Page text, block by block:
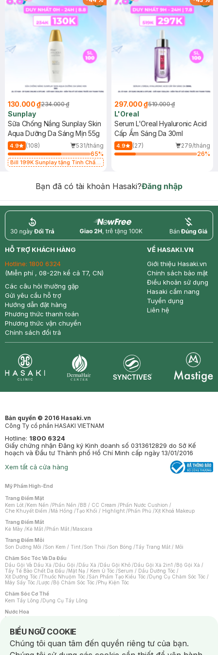
130.000 ₫234.000 ₫
Sunplay
Sữa Chống Nắng Sunplay Skin
Aqua Dưỡng Da Sáng Mịn 55g
4.9 (108)
531/tháng
65%
Bill 199K Sunplay tặng Tinh Chất
297.000 ₫519.000 ₫
L'Oreal
Serum L'Oreal Hyaluronic Acid
Cấp Ẩm Sáng Da 30ml
4.9 (27)
279/tháng
26%
Bạn đã có tài khoản Hasaki?Đăng nhập
return nowfree price
HỖ TRỢ KHÁCH HÀNG
Hotline: 1800 6324
(Miễn phí , 08-22h kể cả T7, CN)
Các câu hỏi thường gặp
Gửi yêu cầu hỗ trợ
Hướng dẫn đặt hàng
Phương thức thanh toán
Phương thức vận chuyển
Chính sách đổi trả
VỀ HASAKI.VN
Giới thiệu Hasaki.vn
Chính sách bảo mật
Điều khoản sử dụng
Hasaki cẩm nang
Tuyển dụng
Liên hệ
Bản quyền © 2016 Hasaki.vn
Công Ty cổ phần HASAKI VIETNAM
Hotline: 1800 6324
Giấy chứng nhận Đăng ký Kinh doanh số 0313612829 do Sở Kế
hoạch và Đầu tư Thành phố Hồ Chí Minh cấp ngày 13/01/2016
Xem tất cả cửa hàng
Mỹ Phẩm High-End
Trang Điểm Mặt
Kem Lót /Kem Nền /Phấn Nền /BB / CC Cream /Phấn Nước Cushion /
Che Khuyết Điểm /Má Hồng /Tạo Khối / Highlight /Phấn Phủ /Xịt Khoá Makeup
Trang Điểm Mắt
Kẻ Mày /Kẻ Mắt /Phấn Mắt /Mascara
Trang Điểm Môi
Son Dưỡng Môi /Son Kem / Tint /Son Thỏi /Son Bóng /Tẩy Trang Mắt / Môi
Chăm Sóc Tóc Và Da Đầu
Dầu Gội Và Dầu Xả /Dầu Gội /Dầu Xả /Dầu Gội Khô /Dầu Gội Xả 2in1 /Bộ Gội Xả /
Tẩy Tế Bào Chết Da Đầu /Mặt Nạ / Kem Ủ Tóc /Serum / Dầu Dưỡng Tóc /
Xịt Dưỡng Tóc /Thuốc Nhuộm Tóc /Sản Phẩm Tạo Kiểu Tóc /Dụng Cụ Chăm Sóc Tóc /
Máy Sấy Tóc /Lược /Bộ Chăm Sóc Tóc /Phụ Kiện Tóc
Chăm Sóc Cơ Thể
Kem Tẩy Lông /Dụng Cụ Tẩy Lông
Nước Hoa
Nước Hoa Nữ
Chăm Sóc Cá Nhân
Chống Muỗi /Khẩu Trang /Máy Massage/Mặt Nạ Xông Hơi /Nước Rửa Tay/
Sản Phẩm Chăm Sóc Khác /Bàn Chải Đánh Răng /Bàn Chải Điện/
BIỂU NGỮ COOKIE
Notice about cookies usage
Chúng tôi quan tâm đến quyền riêng tư của bạn.